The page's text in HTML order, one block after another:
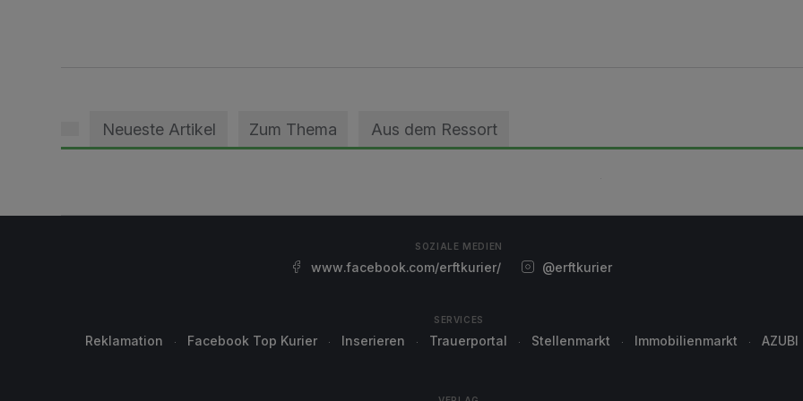
Neueste Artikel Zum Thema Aus dem Ressort
SOZIALE MEDIEN
www.facebook.com/erftkurier/ @erftkurier
SERVICES
Reklamation Facebook Top Kurier Inserieren Trauerportal Stellenmarkt Immobilienmarkt AZUBI